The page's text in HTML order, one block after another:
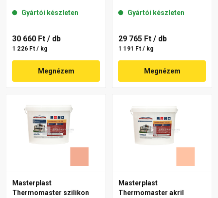
Gyártói készleten
30 660 Ft / db
1 226 Ft / kg
Megnézem
Gyártói készleten
29 765 Ft / db
1 191 Ft / kg
Megnézem
Masterplast
Thermomaster szilikon
Masterplast
Thermomaster akril